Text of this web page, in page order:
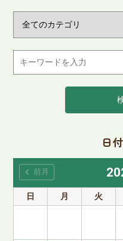
日
日
月 火
chevron_left 前月